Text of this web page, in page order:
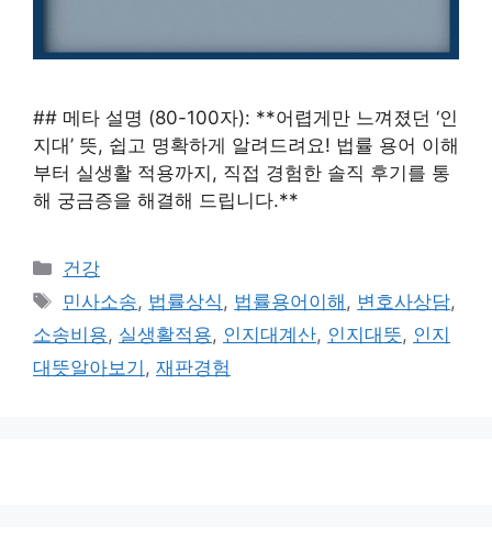
## 메타 설명 (80-100자): **어렵게만 느껴졌던 ‘인
지대’ 뜻, 쉽고 명확하게 알려드려요! 법률 용어 이해
부터 실생활 적용까지, 직접 경험한 솔직 후기를 통
해 궁금증을 해결해 드립니다.**
카
테
리
건강
태
그
민사소송, 법률상식 , 법률용어이해 , 변호사상담,
소송비용, 실생활적용, 인지대계산, 인지대뜻, 인지
대뜻알아보기 , 재판경험